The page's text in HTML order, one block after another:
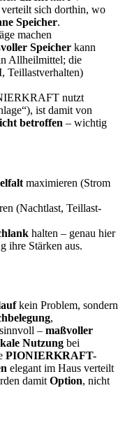
verteilt sich dorthin, wo
Speicher.
machen
Speicher kann
Allheilmittel; die
Teillastverhalten)
nutzt
ist damit von
betroffen – wichtig
maximieren (Strom
(Nachtlast, Teillast-
halten – genau hier
ihre Stärken aus.
kein Problem, sondern
,
– maßvoller
Nutzung bei
PIONIERKRAFT-
elegant im Haus verteilt
damit Option, nicht